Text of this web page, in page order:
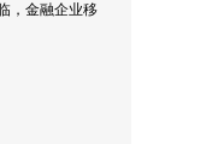
，金融企业移